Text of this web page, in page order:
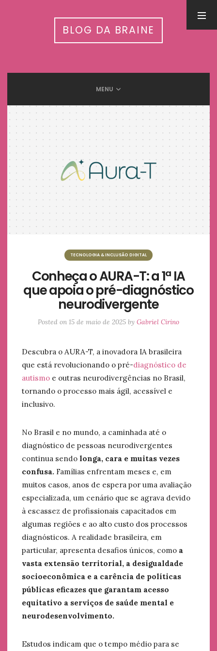
BLOG DA BRAINE
MENU
TECNOLOGIA & INCLUSÃO DIGITAL
Conheça o AURA-T: a 1ª IA
que apoia o pré-diagnóstico
neurodivergente
Posted on 15 de maio de 2025 by Gabriel Cirino
Descubra o AURA-T, a inovadora IA brasileira
que está revolucionando o pré-diagnóstico de
autismo e outras neurodivergências no Brasil,
tornando o processo mais ágil, acessível e
inclusivo.
No Brasil e no mundo, a caminhada até o
diagnóstico de pessoas neurodivergentes
continua sendo longa, cara e muitas vezes
confusa. Famílias enfrentam meses e, em
muitos casos, anos de espera por uma avaliação
especializada, um cenário que se agrava devido
à escassez de profissionais capacitados em
algumas regiões e ao alto custo dos processos
diagnósticos. A realidade brasileira, em
particular, apresenta desafios únicos, como a
vasta extensão territorial, a desigualdade
socioeconômica e a carência de políticas
públicas eficazes que garantam acesso
equitativo a serviços de saúde mental e
neurodesenvolvimento.
Estudos indicam que o tempo médio para se
Inteligência Artificial nas APAEs: workshop nacional conecta
31 de julho de 2026
13 de setembro de 2025
Meditação e Cérebro: Descubra os benefícios científicos
12 de setembro de 2025